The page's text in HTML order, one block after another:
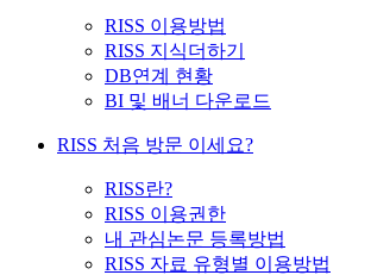
RISS 이용방법
RISS 지식더하기
DB연계 현황
BI 및 배너 다운로드
RISS 처음 방문 이세요?
RISS란?
RISS 이용권한
내 관심논문 등록방법
RISS 자료 유형별 이용방법